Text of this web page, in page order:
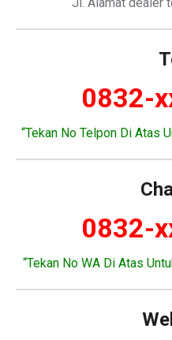
0832-
“Tekan No Telpon Di Atas
0832-
“Tekan No WA Di Atas